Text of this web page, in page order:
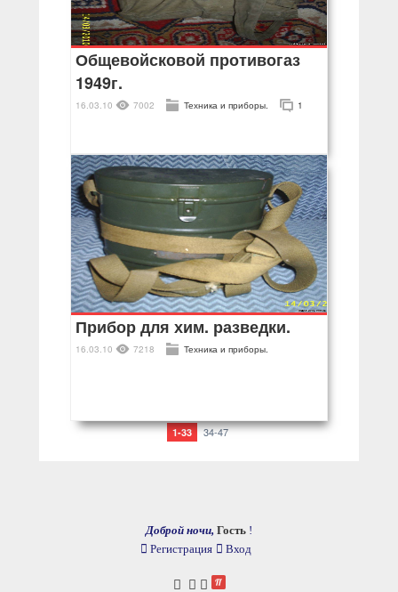
Общевойсковой противогаз
1949г.
16.03.10 7002 Техника и приборы. 1
Прибор для хим. разведки.
16.03.10 7218 Техника и приборы.
1-33 34-47
Доброй ночи, Гость !
Регистрация
Вход